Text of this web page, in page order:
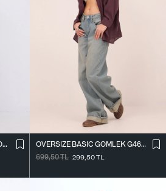
ÖNDEN BAĞLAMALI PANTOLON PN16791-W12
OVERSIZE BASIC GÖMLEK G4612-Z2
699,50TL 299,50TL